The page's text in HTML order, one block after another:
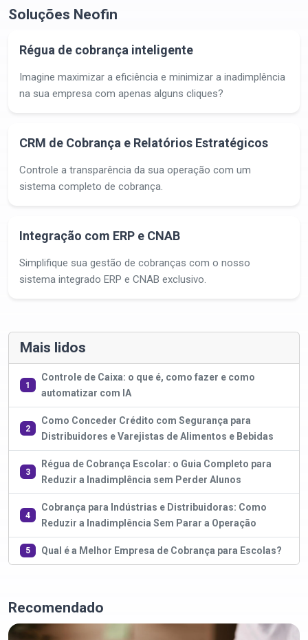
Soluções Neofin
Régua de cobrança inteligente
Imagine maximizar a eficiência e minimizar a inadimplência
na sua empresa com apenas alguns cliques?
CRM de Cobrança e Relatórios Estratégicos
Controle a transparência da sua operação com um
sistema completo de cobrança.
Integração com ERP e CNAB
Simplifique sua gestão de cobranças com o nosso
sistema integrado ERP e CNAB exclusivo.
Mais lidos
1
Controle de Caixa: o que é, como fazer e como
automatizar com IA
2
Como Conceder Crédito com Segurança para
Distribuidores e Varejistas de Alimentos e Bebidas
3
Régua de Cobrança Escolar: o Guia Completo para
Reduzir a Inadimplência sem Perder Alunos
4
Cobrança para Indústrias e Distribuidoras: Como
Reduzir a Inadimplência Sem Parar a Operação
5 Qual é a Melhor Empresa de Cobrança para Escolas?
Recomendado